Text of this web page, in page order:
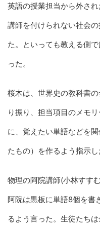
英語の授業担当から外さ
講師を付けられない社会
た。といっても教える側
った。
桜木は、世界史の教科書
り振り、担当項目のメモ
に、覚えたい単語などを
たもの）を作るよう指示し
物理の阿院講師(小林すす
阿院は黒板に単語8個を書
るよう言った。生徒たち